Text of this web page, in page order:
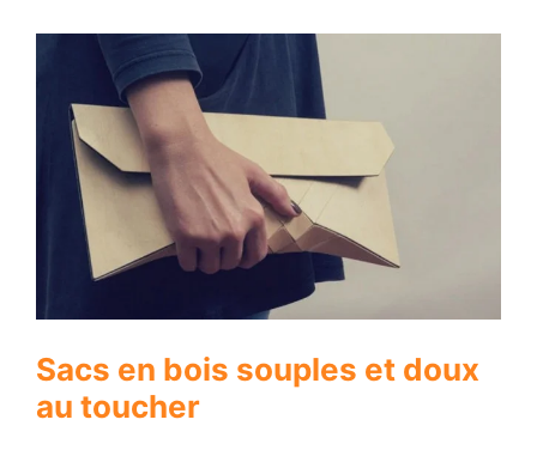
Sacs en bois souples et doux
au toucher